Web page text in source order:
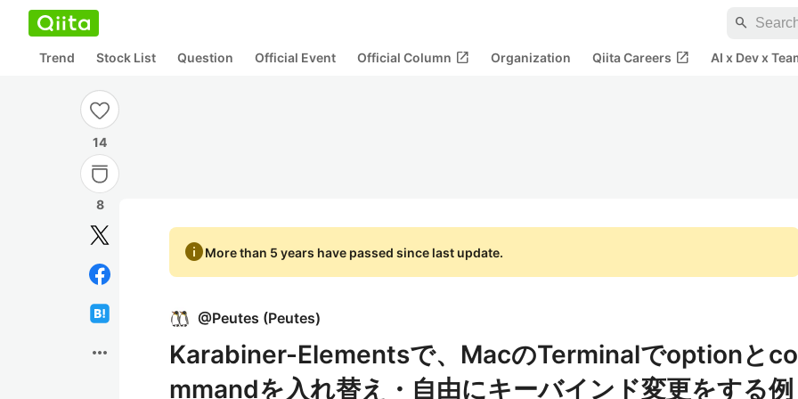
search
Trend Stock List Question Official Event Official Column open_in_new Organization Qiita Careers open_in_new AI x Dev x
14
8
more_horiz
infoMore than 5 years have passed since last update.
@Peutes (Peutes)
Karabiner-Elementsで、MacのTerminalでoptionとco
mmandを入れ替え・自由にキーバインド変更をする例